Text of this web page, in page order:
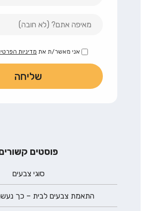
אני מאשר/ת את מדיניות
פוסטים
סוגי צבעים
התאמת צבעים לבית – כך